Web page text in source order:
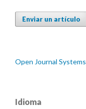
Enviar un artículo
Open Journal Systems
Idioma